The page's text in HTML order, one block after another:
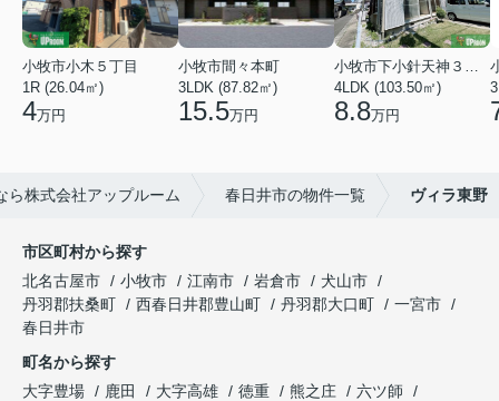
小牧市小木５丁目
1R (26.04㎡)
4万円
小牧市間々本町
3LDK (87.82㎡)
15.5万円
4LDK (103.50㎡)
8.8万円
ら株式会社アップルーム 春日井市の物件一覧 ヴィラ東野
市区町村から探す
北名古屋市
小牧市 江南市 岩倉市
犬山市
丹羽郡扶桑町
西春日井郡豊山町 丹羽郡大口町
一宮市
春日井市
町名から探す
大字豊場
鹿田 大字高雄 徳重 熊之庄
六ツ師